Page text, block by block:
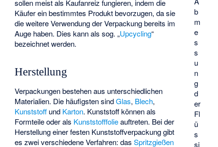
b
m
e
s
s
u
n
g
d
er
Fl
ü
s
si
sollen meist als Kaufanreiz fungieren, indem die
Käufer ein bestimmtes Produkt bevorzugen, da sie
die weitere Verwendung der Verpackung bereits im
Auge haben. Dies kann als sog. „Upcycling“
bezeichnet werden.
Herstellung
Verpackungen bestehen aus unterschiedlichen
Materialien. Die häufigsten sindGlas, Blech,
Kunststoff und Karton. Kunststoff können als
Formteileoder als Kunststofffolieauftreten. Bei der
Herstellung einer festen Kunststoffverpackung gibt
es zwei verschiedene Verfahren: dasSpritzgießen